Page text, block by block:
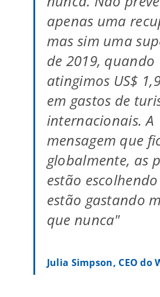
apenas uma
mas sim uma
de 2019, quando
atingimos US$
em gastos de
internacionais. A
mensagem que
globalmente, as
estão
estão gastando
que nunca"
Julia Simpson, CEO do